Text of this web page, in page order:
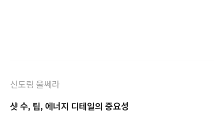
신도림 울쎄라
샷 수, 팁, 에너지 디테일의 중요성